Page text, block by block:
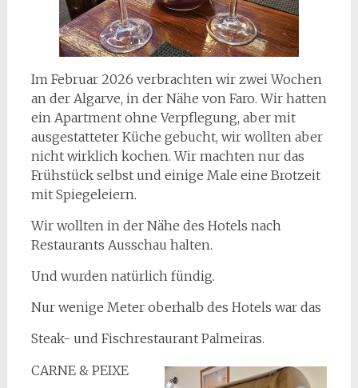
Im Februar 2026 verbrachten wir zwei Wochen
an der Algarve, in der Nähe von Faro. Wir hatten
ein Apartment ohne Verpflegung, aber mit
ausgestatteter Küche gebucht, wir wollten aber
nicht wirklich kochen. Wir machten nur das
Frühstück selbst und einige Male eine Brotzeit
mit Spiegeleiern.
Wir wollten in der Nähe des Hotels nach
Restaurants Ausschau halten.
Und wurden natürlich fündig.
Nur wenige Meter oberhalb des Hotels war das
Steak- und Fischrestaurant Palmeiras.
CARNE & PEIXE